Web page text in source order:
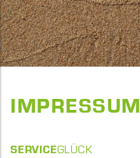
IMPRESSUM
SERVICEGLÜCK